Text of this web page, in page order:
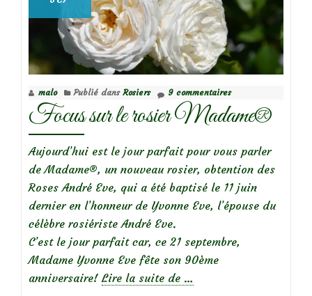
malo Publié dans Rosiers 9 commentaires
Focus sur le rosier Madame®
Aujourd’hui est le jour parfait pour vous parler
de Madame®, un nouveau rosier, obtention des
Roses André Eve, qui a été baptisé le 11 juin
dernier en l’honneur de Yvonne Eve, l’épouse du
célèbre rosiériste André Eve.
C’est le jour parfait car, ce 21 septembre,
Madame Yvonne Eve fête son 90ème
anniversaire! Lire la suite de …